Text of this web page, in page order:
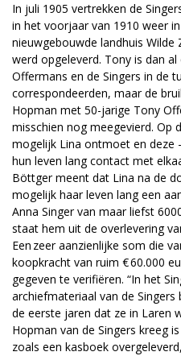
In juli 1905 vertrekken de
in het voorjaar van 1910 weer
nieuwgebouwde landhuis Wilde
werd opgeleverd. Tony is dan
Offermans en de Singers in de
correspondeerden, maar de
Hopman met 50-jarige Tony
misschien nog meegevierd. Op
mogelijk Lina ontmoet en deze
hun leven lang contact met
Böttger meent dat Lina na de
mogelijk haar leven lang een
Anna Singer van maar liefst
staat hem uit de overlevering
Een zeer aanzienlijke som die
koopkracht van ruim € 60.000
gegeven te verifiëren. “In het
archiefmateriaal van de
de eerste jaren dat ze in Laren
Hopman van de Singers kreeg
zoals een kasboek